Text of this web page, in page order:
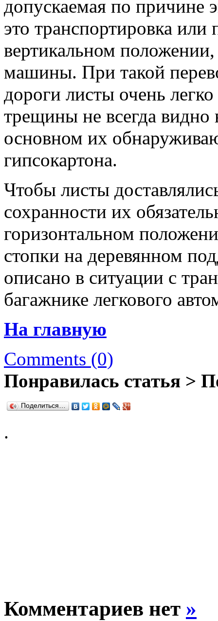
допускаемая по
это транспортировка или
вертикальном
машины. При такой
дороги листы очень
трещины не всегда видно
основном их
гипсокартона.
Чтобы листы
сохранности их
горизонтальном
стопки на деревянном
описано в ситуации с
багажнике легкового
На главную
Comments (0)
Понравилась статья >
Поделиться…
.
Комментариев нет »